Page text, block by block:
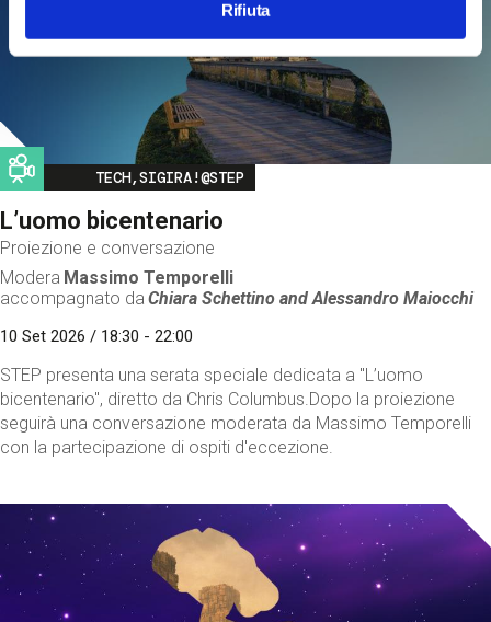
Rifiuta
Image
TECH,SIGIRA!@STEP
L’uomo bicentenario
Proiezione e conversazione
Modera Massimo Temporelli
accompagnato da Chiara Schettino andAlessandro Maiocchi
10 Set 2026 / 18:30 - 22:00
STEP presenta una serata speciale dedicata a "L’uomo
bicentenario", diretto da Chris Columbus.Dopo la proiezione
seguirà una conversazione moderata da Massimo Temporelli
con la partecipazione di ospiti d'eccezione.